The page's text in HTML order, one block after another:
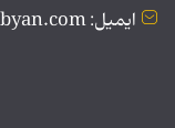
ایمیل: public@tebyan.com